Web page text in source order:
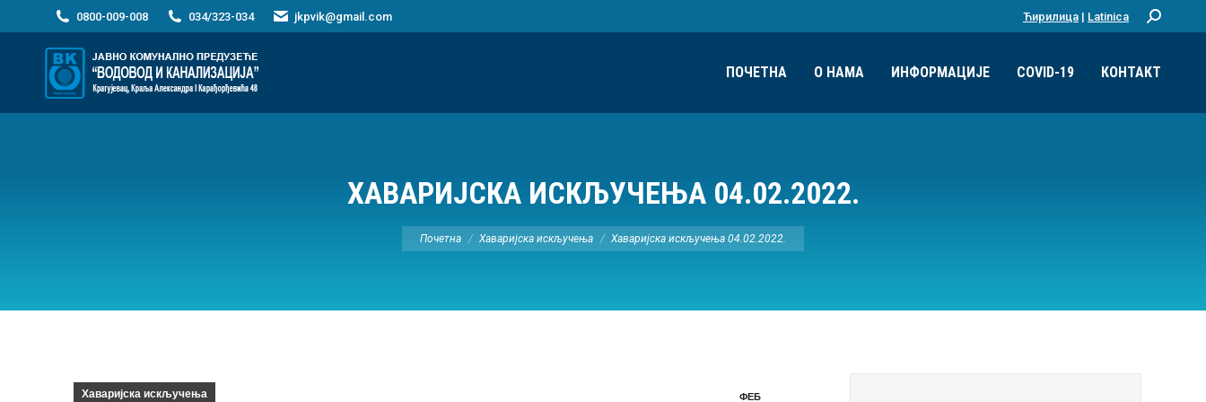
0800-009-008 034/323-034 jkpvik@gmail.com Ћирилица | Latinica Претрага:
ПОЧЕТНА О НАМА ИНФОРМАЦИЈЕ COVID-19 КОНТАКТ
ХАВАРИЈСКА ИСКЉУЧЕЊА 04.02.2022.
Ви сте овде:
Почетна Хаваријска искључења Хаваријска искључења 04.02.2022.
ФЕБ
Хаваријска искључења